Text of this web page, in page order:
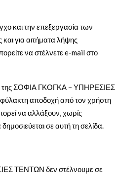
και την επεξεργασία των
για αιτήματα λήψης
να στέλνετε e-mail στο
της ΣΟΦΙΑ ΓΚΟΓΚΑ – ΥΠΗΡΕΣΙΕΣ
αποδοχή από τον χρήστη
να αλλάξουν, χωρίς
σε αυτή τη σελίδα.
ΤΕΝΤΩΝ δεν στέλνουμε σε